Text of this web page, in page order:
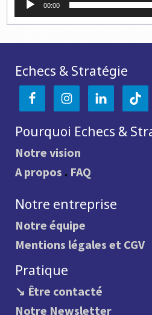
00:00
Echecs & Stratégie
Pourquoi Echecs &
Notre vision
A propos . FAQ
Notre entreprise
Notre équipe
Mentions légales et CGV
Pratique
↘ Être contacté
Notre Newsletter